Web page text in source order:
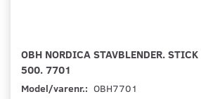
OBH NORDICA STAVBLENDER.
500. 7701
Model/varenr.: OBH7701